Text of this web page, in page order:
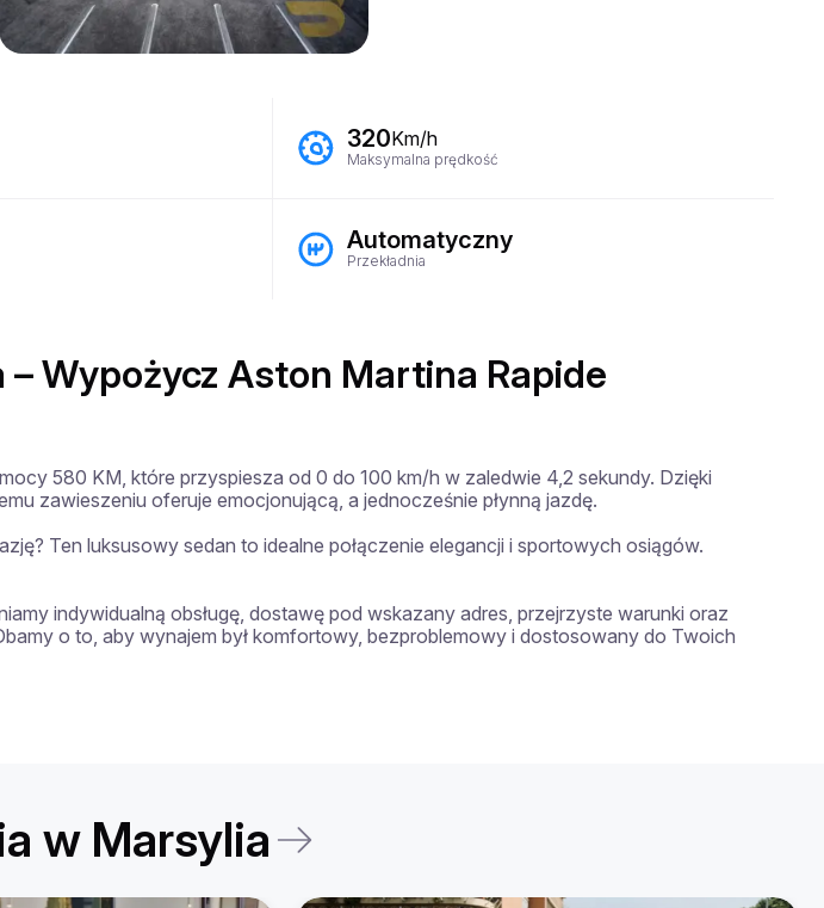
320Km/h
Maksymalna prędkość
Automatyczny
Przekładnia
Wypożycz Aston Martina Rapide
580 KM, które przyspiesza od 0 do 100 km/h w zaledwie 4,2 sekundy. Dzięki
zawieszeniu oferuje emocjonującą, a jednocześnie płynną jazdę.
Ten luksusowy sedan to idealne połączenie elegancji i sportowych osiągów.
indywidualną obsługę, dostawę pod wskazany adres, przejrzyste warunki oraz
o to, aby wynajem był komfortowy, bezproblemowy i dostosowany do Twoich
w Marsylia